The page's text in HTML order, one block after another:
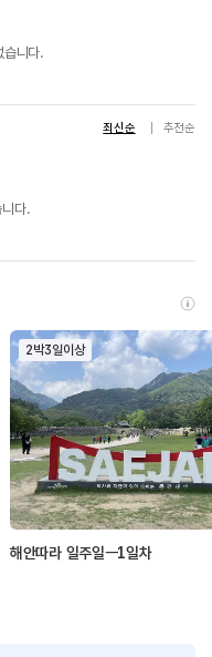
습니다.
최신순 추천순
다.
2박3일이상
해안따라 일주일ㅡ1일차